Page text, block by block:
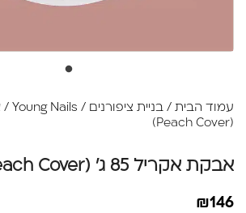
עמוד הבית / בניית ציפורנים /
Young Nails
(Peach Cover)
אבקת אקריל 85 ג' (Peach Cover)
₪146